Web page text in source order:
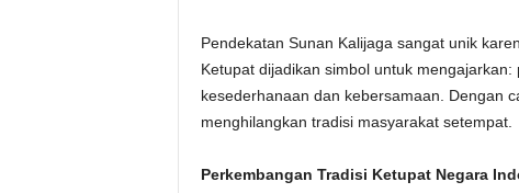
Pendekatan Sunan Kalijaga sangat unik
Ketupat dijadikan simbol untuk
kesederhanaan dan kebersamaan. Dengan
menghilangkan tradisi masyarakat setempat.
Perkembangan Tradisi Ketupat Negara